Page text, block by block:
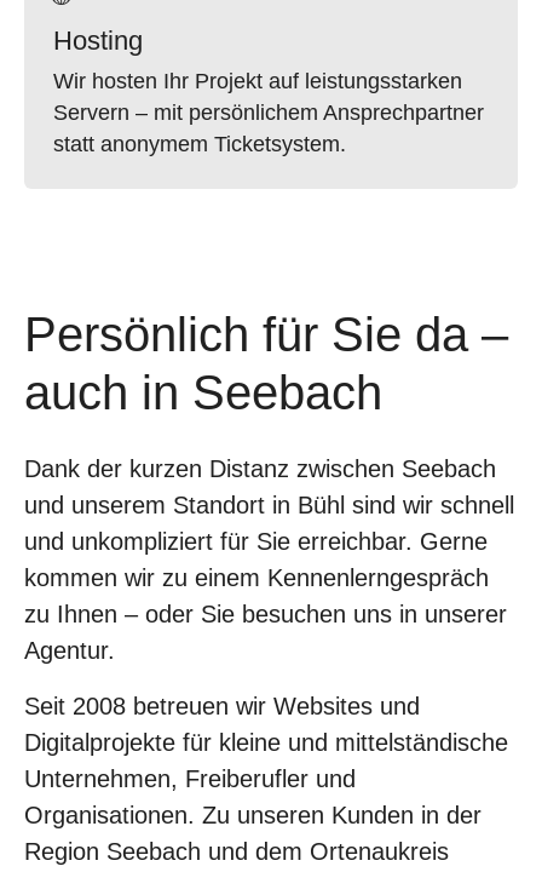
Hosting
Wir hosten Ihr Projekt auf leistungsstarken
Servern – mit persönlichem Ansprechpartner
statt anonymem Ticketsystem.
Persönlich für Sie da –
auch in Seebach
Dank der kurzen Distanz zwischen Seebach
und unserem Standort in Bühl sind wir schnell
und unkompliziert für Sie erreichbar. Gerne
kommen wir zu einem Kennenlerngespräch
zu Ihnen – oder Sie besuchen uns in unserer
Agentur.
Seit 2008 betreuen wir Websites und
Digitalprojekte für kleine und mittelständische
Unternehmen, Freiberufler und
Organisationen. Zu unseren Kunden in der
Region Seebach und dem Ortenaukreis